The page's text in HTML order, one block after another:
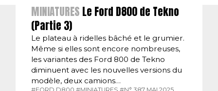
MINIATURES Le Ford D800 de Tekno
(Partie 3)
Le plateau à ridelles bâché et le grumier.
Même si elles sont encore nombreuses,
les variantes des Ford 800 de Tekno
diminuent avec les nouvelles versions du
modèle, deux camions…